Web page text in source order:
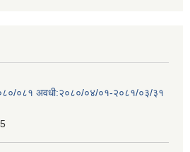
०८१ अवधी:२०८०/०४/०१-२०८१/०३/३१